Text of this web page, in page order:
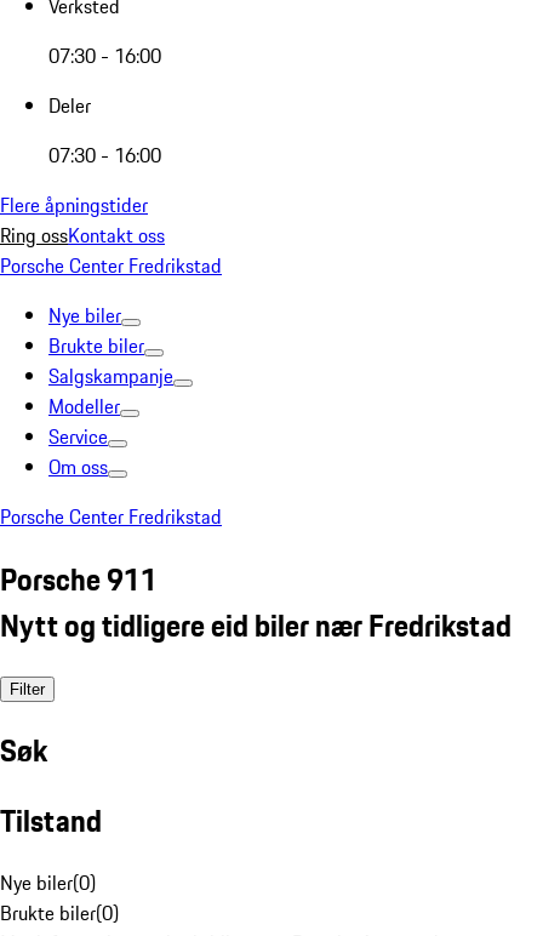
Verksted
07:30 - 16:00
Deler
07:30 - 16:00
Flere åpningstider
Ring ossKontakt oss
Porsche Center Fredrikstad
Nye biler
Brukte biler
Salgskampanje
Modeller
Service
Om oss
Porsche Center Fredrikstad
Porsche 911
Nytt og tidligere eid biler nær Fredrikstad
Filter
Søk
Tilstand
Nye biler(0)
Brukte biler(0)